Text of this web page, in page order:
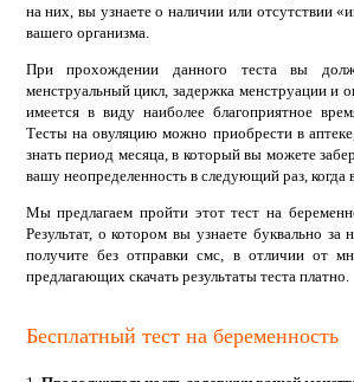
на них, вы узнаете о наличии или отсутствии
вашего организма.
При прохождении данного теста вы
менструальный цикл, задержка менструации и
имеется в виду наиболее благоприятное
Тесты на овуляцию можно приобрести в
знать период месяца, в который вы можете
вашу неопределенность в следующий раз, когда
Мы предлагаем пройти этот тест на
Результат, о котором вы узнаете буквально за
получите без отправки смс, в отличии от
предлагающих скачать результаты теста платно.
Бесплатный тест на беременность